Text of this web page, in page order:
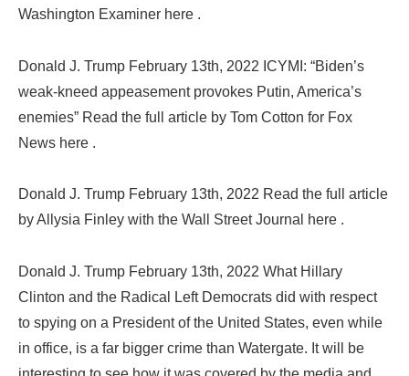
Washington Examiner here .
Donald J. Trump February 13th, 2022 ICYMI: “Biden’s
weak-kneed appeasement provokes Putin, America’s
enemies” Read the full article by Tom Cotton for Fox
News here .
Donald J. Trump February 13th, 2022 Read the full article
by Allysia Finley with the Wall Street Journal here .
Donald J. Trump February 13th, 2022 What Hillary
Clinton and the Radical Left Democrats did with respect
to spying on a President of the United States, even while
in office, is a far bigger crime than Watergate. It will be